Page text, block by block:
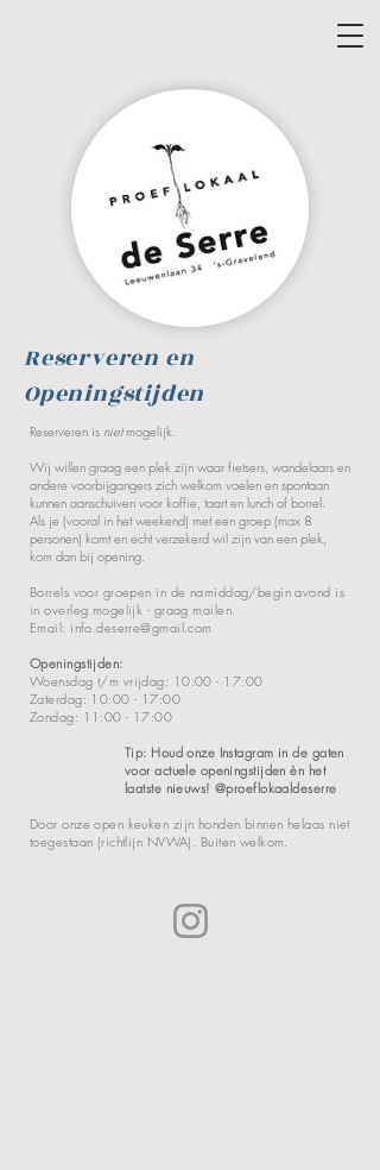
Reserveren en
Openingstijden
Reserveren is nietmogelijk.
Wij willen graag een plek zijn waar fietsers, wandelaars en
andere voorbijgangers zich welkom voelen en spontaan
kunnen aanschuiven voor koffie, taart en lunch of borrel.
Als je (vooral in het weekend) met een groep (max 8
personen) komt en echt verzekerd wil zijn van een plek,
kom dan bij opening.
Borrels voor groepen in de namiddag/begin avond is
in overleg mogelijk - graag mailen.
Email: info.deserre@gmail.com
Openingstijden:
Woensdag t/m vrijdag: 10:00 - 17:00
Zaterdag: 10:00 - 17:00
Zondag: 11:00 - 17:00
Tip: Houd onze Instagram in de gaten
voor actuele openingstijden èn het
laatste nieuws! @proeflokaaldeserre
Door onze open keuken zijn honden binnen helaas niet
toegestaan (richtlijn NVWA). Buiten welkom.